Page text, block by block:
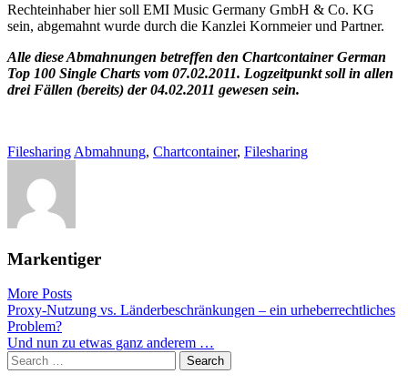
Rechteinhaber hier soll EMI Music Germany GmbH & Co. KG
sein, abgemahnt wurde durch die Kanzlei Kornmeier und Partner.
Alle diese Abmahnungen betreffen den Chartcontainer German
Top 100 Single Charts vom 07.02.2011. Logzeitpunkt soll in allen
drei Fällen (bereits) der 04.02.2011 gewesen sein.
Filesharing Abmahnung, Chartcontainer, Filesharing
Markentiger
More Posts
Post
navigation
Proxy-Nutzung vs. Länderbeschränkungen – ein urheberrechtliches
Problem?
Und nun zu etwas ganz anderem …
Search
for: